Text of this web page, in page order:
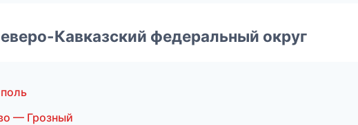
Кавказский федеральный округ
— Грозный